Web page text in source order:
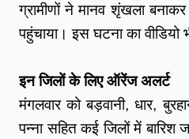
ग्रामीणों ने मानव शृंखला
पहुंचाया। इस घटना का वीडियो
इन जिलों के लिए ऑरेंज अलर्ट
मंगलवार को बड़वानी, धार,
पन्ना सहित कई जिलों में बारिश